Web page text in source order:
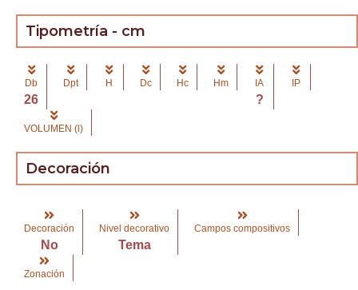
Tipometría - cm
Db
26
Dpt H Dc Hc Hm IA
?
IP
VOLUMEN (l)
Decoración
Decoración
No
Nivel decorativo
Tema
Campos compositivos
Zonación